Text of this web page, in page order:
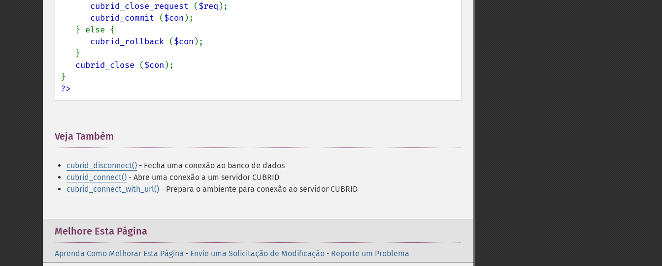
cubrid_close_request ($req );
cubrid_commit ($con );
cubrid_rollback ($con );
cubrid_close ($con );
?>
Veja Também
cubrid_disconnect() - Fecha uma conexão ao banco de dados
cubrid_connect() - Abre uma conexão a um servidor CUBRID
cubrid_connect_with_url() - Prepara o ambiente para conexão ao servidor CUBRID
Melhore Esta Página
Aprenda Como Melhorar Esta Página • Envie uma Solicitação de Modificação • Reporte um Problema